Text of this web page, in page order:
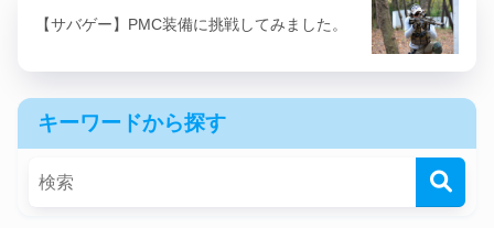
【サバゲー】PMC装備に挑戦してみました。
キーワードから探す